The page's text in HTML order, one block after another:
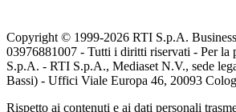
Copyright © 1999-2026 RTI S.p.A.
03976881007 - Tutti i diritti riservati - Per la
S.p.A. - RTI S.p.A., Mediaset N.V., sede
Bassi) - Uffici Viale Europa 46, 20093
Rispetto ai contenuti e ai dati personali